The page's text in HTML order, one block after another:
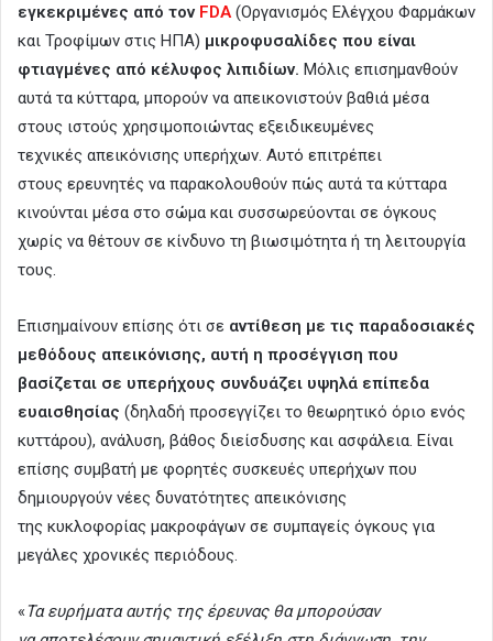
εγκεκριμένες από τον FDA(Οργανισμός Ελέγχου Φαρμάκων
και Τροφίμων στις ΗΠΑ) μικροφυσαλίδες που είναι
φτιαγμένες από κέλυφος λιπιδίων. Μόλις επισημανθούν
αυτά τα κύτταρα, μπορούν να απεικονιστούν βαθιά μέσα
στους ιστούς χρησιμοποιώντας εξειδικευμένες
τεχνικές απεικόνισης υπερήχων. Αυτό επιτρέπει
στους ερευνητές να παρακολουθούν πώς αυτά τα κύτταρα
κινούνται μέσα στο σώμα και συσσωρεύονται σε όγκους
χωρίς να θέτουν σε κίνδυνο τη βιωσιμότητα ή τη λειτουργία
τους.
Επισημαίνουν επίσης ότι σε αντίθεση με τις παραδοσιακές
μεθόδους απεικόνισης, αυτή η προσέγγιση που
βασίζεται σε υπερήχους συνδυάζει υψηλά επίπεδα
ευαισθησίας (δηλαδή προσεγγίζει το θεωρητικό όριο ενός
κυττάρου), ανάλυση, βάθος διείσδυσης και ασφάλεια. Είναι
επίσης συμβατή με φορητές συσκευές υπερήχων που
δημιουργούν νέες δυνατότητες απεικόνισης
της κυκλοφορίας μακροφάγων σε συμπαγείς όγκους για
μεγάλες χρονικές περιόδους.
« Τα ευρήματα αυτής της έρευνας θα μπορούσαν